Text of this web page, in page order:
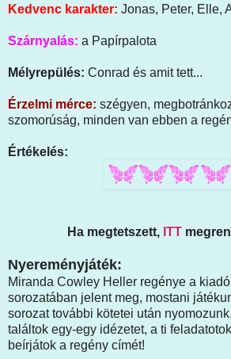
Kedvenc karakter: Jonas, Peter, Elle,
Szárnyalás: a Papírpalota
Mélyrepülés: Conrad és amit tett...
Érzelmi mérce: szégyen,
szomorúság, minden van ebben a
Értékelés:
Ha megtetszett, ITT
Nyereményjáték:
Miranda Cowley Heller regénye a
sorozatában jelent meg, mostani
sorozat további kötetei után
találtok egy-egy idézetet, a ti
beírjátok a regény címét!